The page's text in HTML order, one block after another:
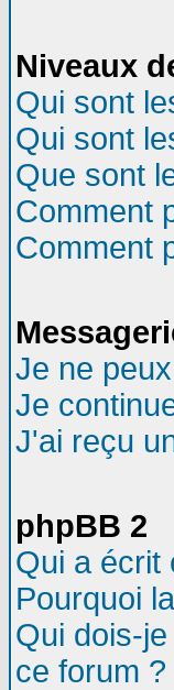
Niveaux
Qui sont
Qui sont
Que sont
Comment
Comment
Je ne
Je
J'ai reçu
phpBB 2
Qui a écrit
Pourquoi
Qui dois-
ce forum ?